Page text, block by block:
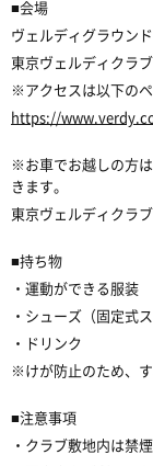
■会場
ヴェルディグラウンド
東京ヴェルディクラ
※アクセスは以下の
https://
※お車でお越しの方
きます。
東京ヴェルディクラ
■持ち物
・運動ができる服装
・シューズ（固定式
・ドリンク
※けが防止のため、
■注意事項
・クラブ敷地内は禁煙